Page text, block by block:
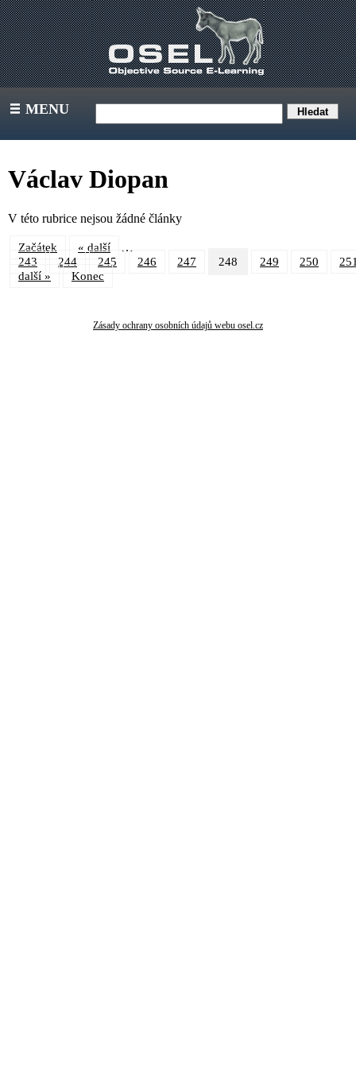
III MENU
Václav Diopan
V této rubrice nejsou žádné články
Začátek « další …
243 244 245 246 247 248 249 250
další »
Konec
Zásady ochrany osobních údajů webu osel.cz